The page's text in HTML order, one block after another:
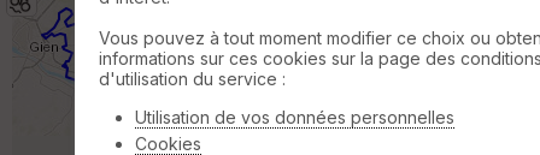
VTT 41 km 250 m
Rando de Gien Relax. Beau parcours et une
matin et la veille ce qui a rendu le terrain
bien gras. Merci aux organisateurs »
Vous pouvez à tout moment modifier ce choix ou
informations sur ces cookies sur la page des
d'utilisation du service :
Utilisation de vos données personnelles
Cookies